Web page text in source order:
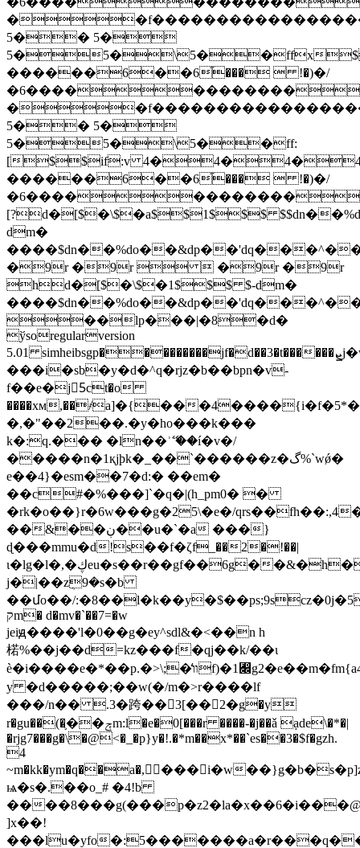
�lf
���/n�� .3�跨��񦖓3[��2�g�y
r�gu��(�֛��ݼm:l�e�0[���r ����-�j��ǎ ạde\�*�|
�rjg7���g�\�@<�_�p}y�!.�*m��x*��`es��3�$f�gzh.
4
~m�kk�ym�q��a�,���i�w
ѩ�s�.��o_# �4!b
��
]x��!
���lu�yfo